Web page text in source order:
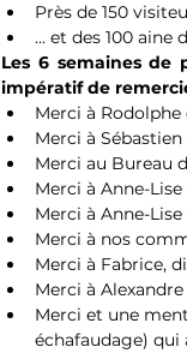
Près de 150
... et des 100
Les 6 semaines de
impératif de
Merci à
Merci à
Merci au Bureau
Merci à Anne-
Merci à Anne-
Merci à nos
Merci à Fabrice,
Merci à
Merci et une
échafaudage)